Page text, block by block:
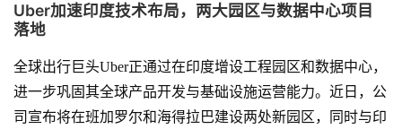
Uber加速印度技术布局，两大园区与数据中心项目
落地
全球出行巨头Uber正通过在印度增设工程园区和数据中心，
进一步巩固其全球产品开发与基础设施运营能力。近日，公
司宣布将在班加罗尔和海得拉巴建设两处新园区，同时与印